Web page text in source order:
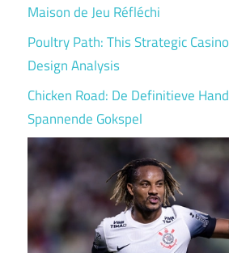
Maison de Jeu Réfléchi
Poultry Path: This Strategic
Design Analysis
Chicken Road: De Definitieve
Spannende Gokspel